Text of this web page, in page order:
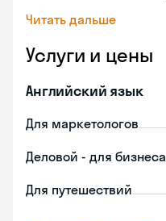
Читать дальше
Услуги и цены
Английский язык
Для маркетологов
Деловой - для бизнеса
Для путешествий